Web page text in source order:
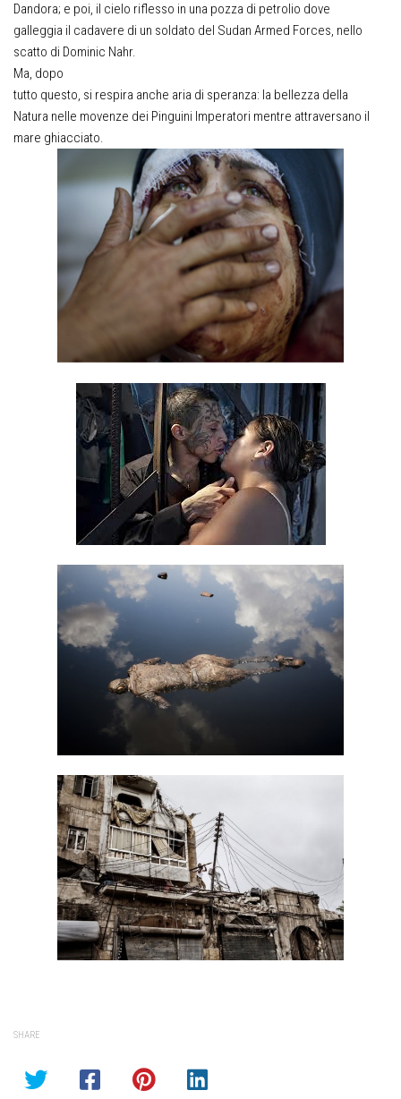
Dandora; e poi, il cielo riflesso in una pozza di petrolio dove
galleggia il cadavere di un soldato del Sudan Armed Forces, nello
scatto di Dominic Nahr.
Ma, dopo
tutto questo, si respira anche aria di speranza: la bellezza della
Natura nelle movenze dei Pinguini Imperatori mentre attraversano il
mare ghiacciato.
SHARE